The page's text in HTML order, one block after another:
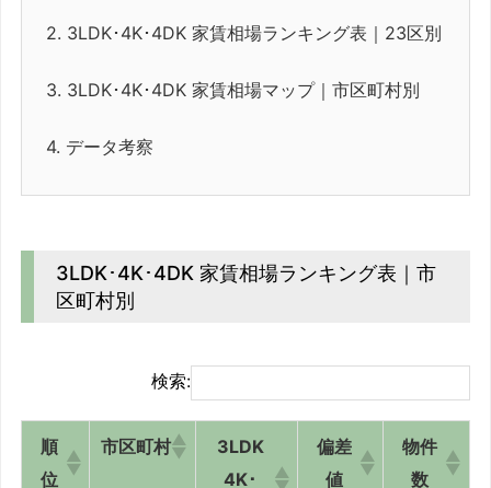
2. 3LDK･4K･4DK 家賃相場ランキング表｜23区別
3. 3LDK･4K･4DK 家賃相場マップ｜市区町村別
4. データ考察
3LDK･4K･4DK 家賃相場ランキング表｜市
区町村別
検索:
順
位
市区町村
3LDK
4K･
偏差
値
物件
数